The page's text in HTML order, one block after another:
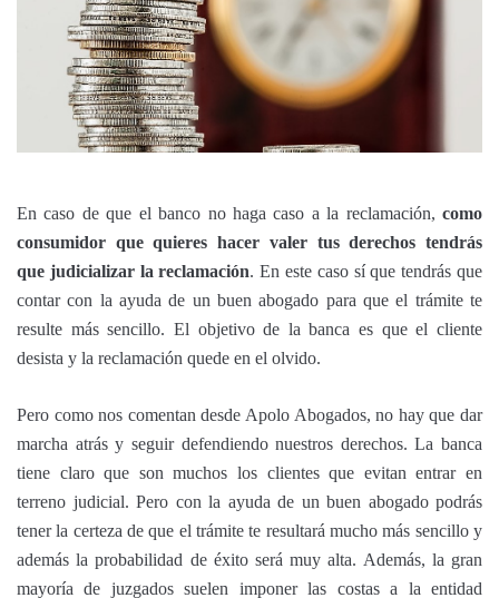
En caso de que el banco no haga caso a la reclamación, como
consumidor que quieres hacer valer tus derechos tendrás
que judicializar la reclamación. En este caso sí que tendrás que
contar con la ayuda de un buen abogado para que el trámite te
resulte más sencillo. El objetivo de la banca es que el cliente
desista y la reclamación quede en el olvido.
Pero como nos comentan desde Apolo Abogados, no hay que dar
marcha atrás y seguir defendiendo nuestros derechos. La banca
tiene claro que son muchos los clientes que evitan entrar en
terreno judicial. Pero con la ayuda de un buen abogado podrás
tener la certeza de que el trámite te resultará mucho más sencillo y
además la probabilidad de éxito será muy alta. Además, la gran
mayoría de juzgados suelen imponer las costas a la entidad